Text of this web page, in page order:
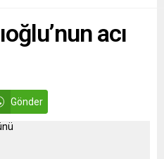
acı
Gönder